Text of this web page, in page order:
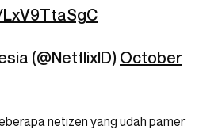
(@NetflixID) October
netizen yang udah pamer